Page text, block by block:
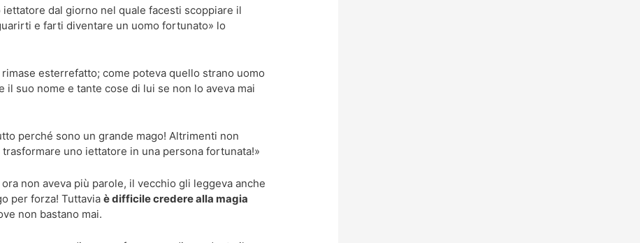
dal giorno nel quale facesti scoppiare il
e farti diventare un uomo fortunato» lo
esterrefatto; come poteva quello strano uomo
il suo nome e tante cose di lui se non lo aveva mai
perché sono un grande mago! Altrimenti non
uno iettatore in una persona fortunata!»
non aveva più parole, il vecchio gli leggeva anche
per forza! Tuttaviaè difficile credere alla magia
non bastano mai.